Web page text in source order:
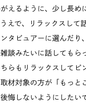
えるように、少し長め
えで、リラックスして
タビュアーに選んだり
談みたいに話してもら
らもリラックスしてピ
材対象の方が「もっと
悔しないようにしたい